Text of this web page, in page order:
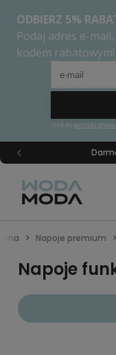
Napoje premium
Napoje